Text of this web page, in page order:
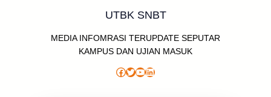
UTBK SNBT
MEDIA INFOMRASI TERUPDATE SEPUTAR
KAMPUS DAN UJIAN MASUK
Facebook Twitter YouTube LinkedIn